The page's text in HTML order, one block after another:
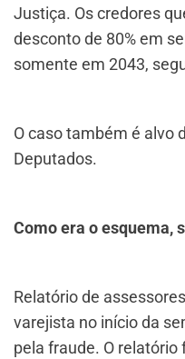
Justiça. Os credores
desconto de 80% em
somente em 2043,
O caso também é alvo
Deputados.
Como era o esquema,
Relatório de
varejista no início da
pela fraude. O